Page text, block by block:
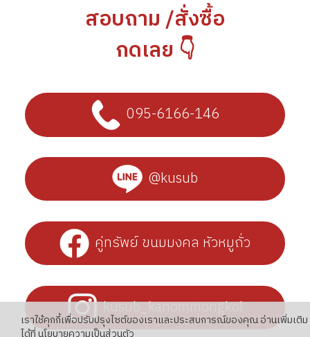
สอบถาม /สั่งซื้อ
กดเลย 👇
095-6166-146
@kusub
คู่ทรัพย์ ขนมมงคล หัวหมูถั่ว
kusub_kanommongkol
เราใช้คุกกี้เพื่อปรับปรุงไซต์ของเราและประสบการณ์ของคุณ อ่านเพิ่มเติม